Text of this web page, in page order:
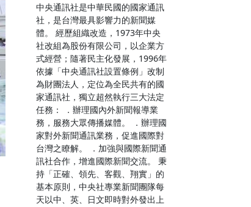
中央通訊社是中華民國的國家通訊
社，是台灣最具影響力的新聞媒
體。 經歷組織改造，1973年中央
社改組為股份有限公司，以企業方
式經營；隨著民主化發展，1996年
依據「中央通訊社設置條例」改制
為財團法人，定位為全民共有的國
家通訊社，獨立超然執行三大法定
任務： ．辦理國內外新聞報導業
務，服務大眾傳播媒體。 ．辦理國
家對外新聞通訊業務，促進國際對
台灣之瞭解。 ．加強與國際新聞通
訊社合作，增進國際新聞交流。 秉
持「正確、領先、客觀、翔實」的
基本原則，中央社專業新聞團隊每
天以中、英、日文即時對外發出上